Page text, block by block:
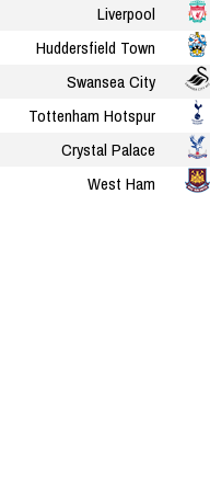
Liverpool
Huddersfield Town
Swansea City
Tottenham Hotspur
Crystal Palace
West Ham